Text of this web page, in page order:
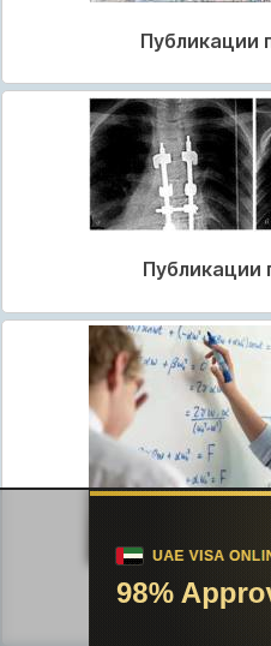
Публикации
Публикации
Публикации